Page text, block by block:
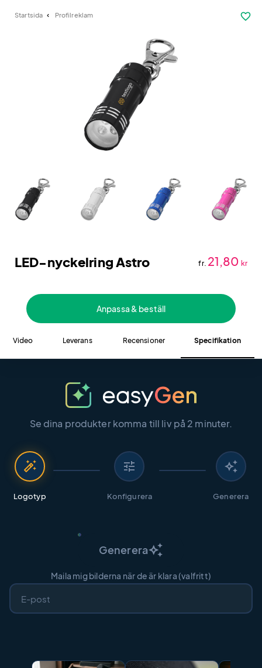
Startsida Profilreklam favorite_border
LED-nyckelring Astro fr. 21,80 kr
Anpassa & beställ
Video Leverans Recensioner Specifikation
Se dina produkter komma till liv på 2 minuter.
auto_fix_high
Logotyp
tune
Konfigurera
auto_awesome
Generera
Genereraauto_awesome
Maila mig bilderna när de är klara (valfritt)